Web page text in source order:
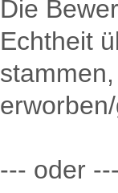
Die
Echtheit
--- oder ---